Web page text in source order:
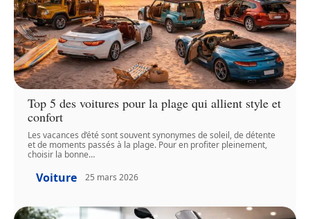
Top 5 des voitures pour la plage qui allient style et
confort
Les vacances d’été sont souvent synonymes de soleil, de détente
et de moments passés à la plage. Pour en profiter pleinement,
choisir la bonne…
Voiture 25 mars 2026